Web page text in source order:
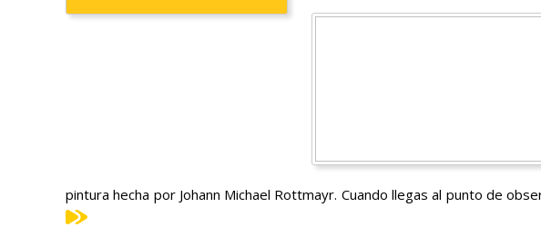
pintura hecha por Johann Michael Rottmayr. Cuando llegas al punto de